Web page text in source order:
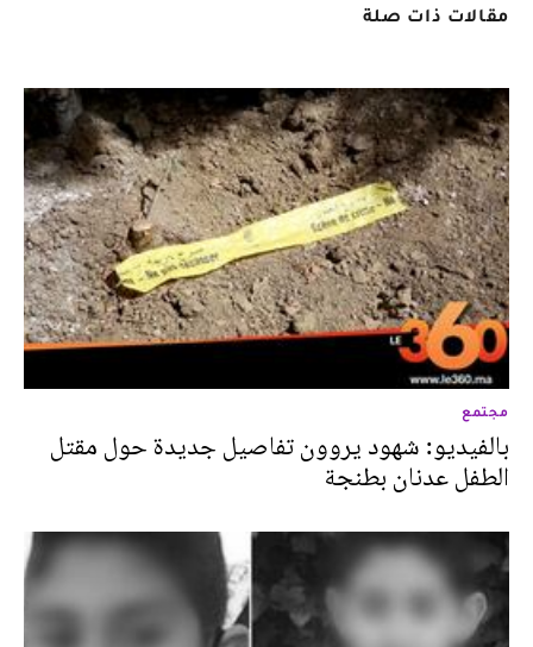
مقالات ذات صلة
مجتمع
بالفيديو: شهود يروون تفاصيل جديدة حول مقتل
الطفل عدنان بطنجة